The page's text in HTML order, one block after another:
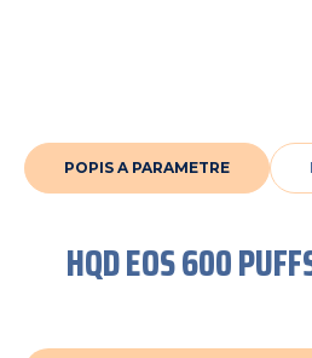
POPIS A PARAMETRE
HQD EOS 600